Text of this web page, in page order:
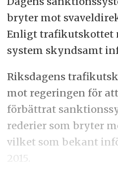
bryter mot
Enligt trafikutskottet
system skyndsamt
Riksdagens
mot regeringen för
förbättrat
rederier som bryter
vilket som bekant
2015.